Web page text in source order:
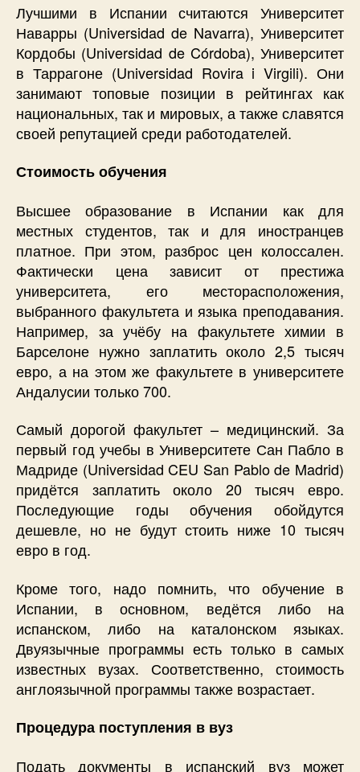
Лучшими в Испании считаются Университет
Наварры (Universidad de Navarra), Университет
Кордобы (Universidad de Córdoba), Университет
в Таррагоне (Universidad Rovira i Virgili). Они
занимают топовые позиции в рейтингах как
национальных, так и мировых, а также славятся
своей репутацией среди работодателей.
Стоимость обучения
Высшее образование в Испании как для
местных студентов, так и для иностранцев
платное. При этом, разброс цен колоссален.
Фактически цена зависит от престижа
университета, его месторасположения,
выбранного факультета и языка преподавания.
Например, за учёбу на факультете химии в
Барселоне нужно заплатить около 2,5 тысяч
евро, а на этом же факультете в университете
Андалусии только 700.
Самый дорогой факультет – медицинский. За
первый год учебы в Университете Сан Пабло в
Мадриде (Universidad CEU San Pablo de Madrid)
придётся заплатить около 20 тысяч евро.
Последующие годы обучения обойдутся
дешевле, но не будут стоить ниже 10 тысяч
евро в год.
Кроме того, надо помнить, что обучение в
Испании, в основном, ведётся либо на
испанском, либо на каталонском языках.
Двуязычные программы есть только в самых
известных вузах. Соответственно, стоимость
англоязычной программы также возрастает.
Процедура поступления в вуз
Подать документы в испанский вуз может